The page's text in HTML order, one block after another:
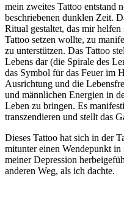
mein zweites Tattoo entstand
beschriebenen dunklen Zeit.
Ritual gestaltet, das mir
Tattoo setzen wollte, zu
zu unterstützen. Das Tattoo
Lebens dar (die Spirale des
das Symbol für das Feuer im
Ausrichtung und die
und männlichen Energien in
Leben zu bringen. Es
transzendieren und stellt das
Dieses Tattoo hat sich in der
mitunter einen Wendepunkt
meiner Depression
anderen Weg, als ich dachte.